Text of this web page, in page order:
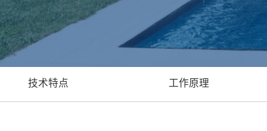
技术特点 工作原理